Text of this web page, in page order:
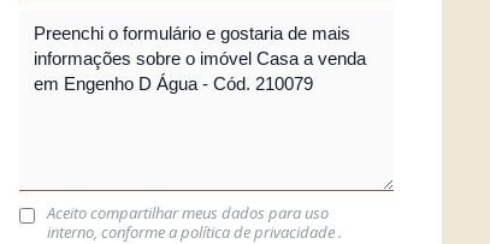
Aceito compartilhar meus dados para uso
interno, conforme apolítica de privacidade.